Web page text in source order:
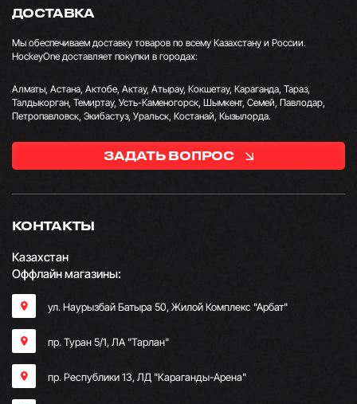
КОНТАКТЫ
Казахстан
Оффлайн магазины:
ул. Наурызбай Батыра 50, Жилой Комплекс "Арбат"
пр. Туран 5/1, ЛА "Тарлан"
пр. Республики 13, ​ЛД "Караганды-Арена"
ДОСТАВКА
Мы обеспечиваем доставку товаров по всему Казахстану и России.
HockeyOne доставляет покупки в городах:
Алматы, Астана, Актобе, Актау, Атырау, Кокшетау, Караганда, Тараз,
Талдыкорган, Темиртау, Усть-Каменогорск, Шымкент, Семей, Павлодар,
Петропавловск, Экибастуз, Уральск, Костанай, Кызылорда.
ЗАДАТЬ ВОПРОС